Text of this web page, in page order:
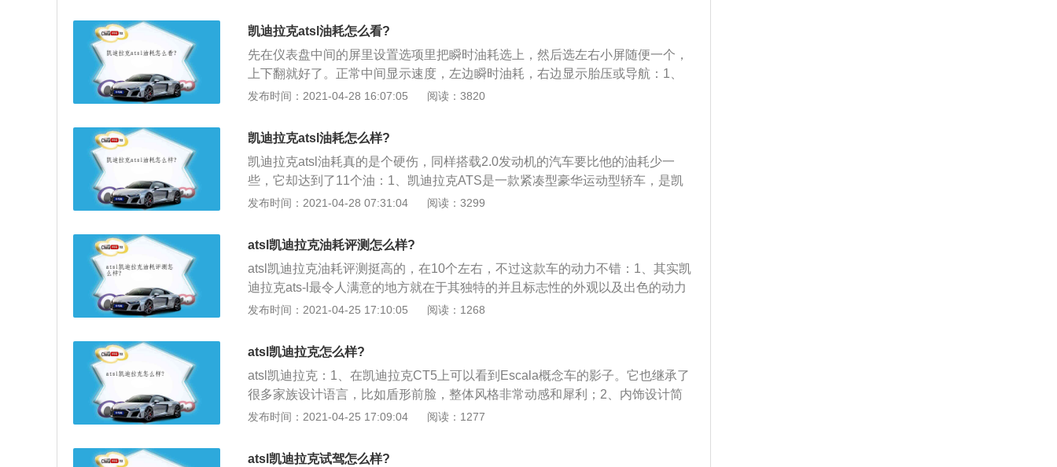
E系统、原装CarPlay车载系统、全新一代安吉星4GLTE服务，内置无线Wi-Fi，
支持7台设备接入，令你在行驶的同时，畅享疾速敏捷的互联体验；3、内饰：凯
迪拉克ATS-L运动包围式座舱以驾驭为原点，融入了游艇设计元素，前卫中流露
动感，更采用了CUT-AND-SEWN大师级包裹工艺缝合剪裁，让你在纵情驰骋
中，坐享时尚考究之美。
凯迪拉克atsl油耗怎么看?
先在仪表盘中间的屏里设置选项里把瞬时油耗选上，然后选左右小屏随便一个，
上下翻就好了。正常中间显示速度，左边瞬时油耗，右边显示胎压或导航：1、
凯迪拉克ATSL是通用汽车公司出产，新款的ATS-L不仅拥有加长设计的跃动身
搭载了2.0T发动机，车头采用了凯迪拉克最新的脸谱设计，进气格栅的宽度有所
增加，中间两个横条幅以及四周的线条更为明显；3、下方的保险杠格栅处改为
了贯通式设计，采用了熏黑式中网造型并与雾灯区域相连。前大灯以及雾灯与进
口版车型基本保持一致。
发布时间：2021-04-28 16:07:05 阅读：3820
凯迪拉克atsl油耗怎么样?
凯迪拉克atsl油耗真的是个硬伤，同样搭载2.0发动机的汽车要比他的油耗少一
些，它却达到了11个油：1、凯迪拉克ATS是一款紧凑型豪华运动型轿车，是凯
迪拉克品牌旨在打造全球最佳豪华轿车，发力全球豪车市场的重要产品之一；
凯迪拉克ATS运用全新方式诠释了凯迪拉克将艺术与科技完美融合的理念；3、该
车是凯迪拉克家族中最敏捷、最轻盈的车型，也是同级产品中最轻的车型之一，
整备质量为1550公斤。
发布时间：2021-04-28 07:31:04 阅读：3299
atsl凯迪拉克油耗评测怎么样?
atsl凯迪拉克油耗评测挺高的，在10个左右，不过这款车的动力不错：1、其实凯
迪拉克ats-l最令人满意的地方就在于其独特的并且标志性的外观以及出色的动力
给人的优良的驾驶体验，通俗来讲就是动力强，下脚就能感受到动力的推背感，
迪拉克很难说是一辆大空间的车，但是也算符合标准四个人的空间容量是绰绰有
余的，如果后排坐五个则会有些许紧凑但是也不是不能坐得下。动力方面就是最
值得称赞的地方了，凯迪拉克这款车的传动做的非常的出色，得益于优秀的动力
输出使得驾驶体验呈几何的上升，相较于同价位的别的不同车款都有优秀的地
方；3、说到动力就不得不提油耗问题了，大部分车主的反馈我们能够看得出来
个油就在意料之内了，油耗在10个油也是可以理解的了。再说到内饰方面，凯迪
发布时间：2021-04-25 17:10:05 阅读：1268
atsl凯迪拉克怎么样?
atsl凯迪拉克：1、在凯迪拉克CT5上可以看到Escala概念车的影子。它也继承了
很多家族设计语言，比如盾形前脸，整体风格非常动感和犀利；2、内饰设计简
约，用料奢华，质感极佳。中心控制屏幕尺寸较大，四周镀铬装饰。采用电子手
裹，优秀的握感。门板内部均采用软材料包裹，配合碳纤维装饰面板，挡次感油
发布时间：2021-04-25 17:09:04 阅读：1277
atsl凯迪拉克试驾怎么样?